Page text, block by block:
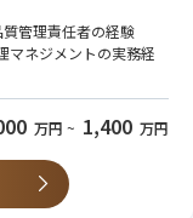
知識があればなおよい
管理責任者の経験
マネジメントの実務経
データインテグリティ
ンダー、コンサルタン
経験
プルマネジメント経験
ながら解決に導く能力
万円 ~ 1,400 万円